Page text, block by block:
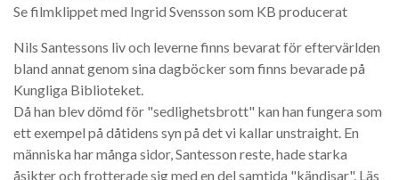
Se filmklippet med Ingrid Svensson som KB producerat
Nils Santessons liv och leverne finns bevarat för eftervärlden
bland annat genom sina dagböcker som finns bevarade på
Kungliga Biblioteket.
Då han blev dömd för "sedlighetsbrott" kan han fungera som
ett exempel på dåtidens syn på det vi kallar unstraight. En
människa har många sidor, Santesson reste, hade starka
åsikter och frotterade sig med en del samtida "kändisar". Läs